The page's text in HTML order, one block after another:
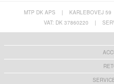
MTP DK APS | KARLEBOVEJ 59
VAT: DK 37860220
|